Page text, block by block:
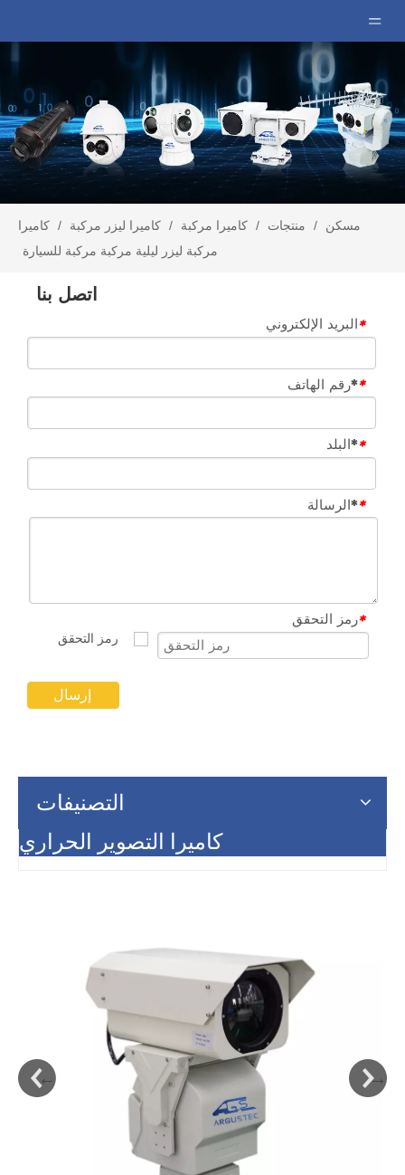
مسكن / منتجات / كاميرا مركبة / كاميرا ليزر مركبة / كاميرا
مركبة ليزر ليلية مركبة مركبة للسيارة
اتصل بنا
*البريد الإلكتروني
**رقم الهاتف
**البلد
**الرسالة
*رمز التحقق
إرسال
التصنيفات
كاميرا التصوير الحراري